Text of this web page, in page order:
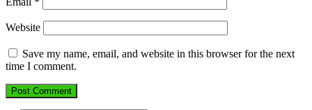
Website
Save my name, email, and website in this browser for the next
time I comment.